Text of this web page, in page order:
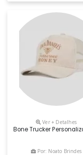
Ver + Detalhes
Bone Trucker
Por: Noato Brindes